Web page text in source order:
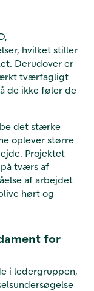
hvilket stiller
Derudover er
tværfagligt
de ikke føler de
det stærke
oplever større
Projektet
tværs af
af arbejdet
hørt og
for
i ledergruppen,